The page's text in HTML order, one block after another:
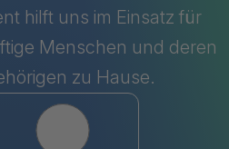
hilft uns im Einsatz für
Menschen und deren
zu Hause.
Sie einen Betrag
50